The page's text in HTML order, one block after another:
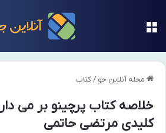
مجله آنلاین جو /کتاب
خلاصه کتاب پرچینو بر می
کلیدی مرتضی حاتمی